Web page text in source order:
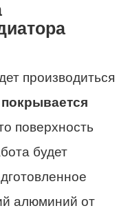
производиться
покрывается
поверхность
будет
алюминий от